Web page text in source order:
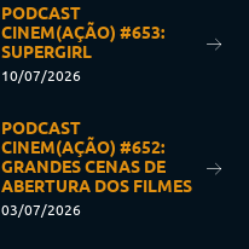
PODCAST
CINEM(AÇÃO) #653:
SUPERGIRL
10/07/2026
PODCAST
CINEM(AÇÃO) #652:
GRANDES CENAS DE
ABERTURA DOS FILMES
03/07/2026